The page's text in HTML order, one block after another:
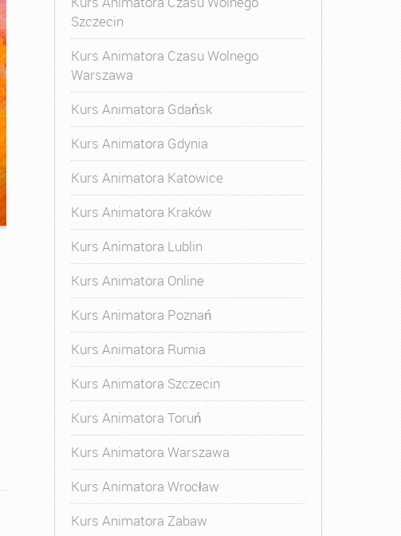
Szczecin
Kurs Animatora Czasu Wolnego
Warszawa
Kurs Animatora Gdańsk
Kurs Animatora Gdynia
Kurs Animatora Katowice
Kurs Animatora Kraków
Kurs Animatora Lublin
Kurs Animatora Online
Kurs Animatora Poznań
Kurs Animatora Rumia
Kurs Animatora Szczecin
Kurs Animatora Toruń
Kurs Animatora Warszawa
Kurs Animatora Wrocław
Kurs Animatora Zabaw